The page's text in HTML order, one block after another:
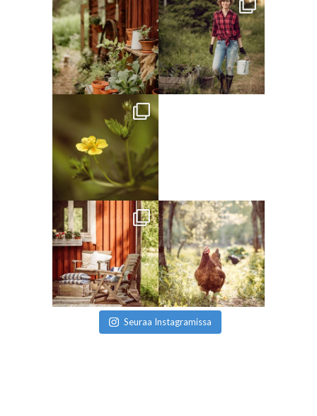
Seuraa Instagramissa